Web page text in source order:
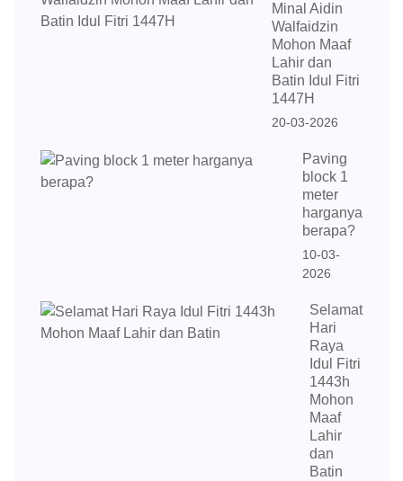
Minal Aidin
Walfaidzin
Mohon Maaf
Lahir dan
Batin Idul Fitri
1447H
20-03-2026
Paving
block 1
meter
harganya
berapa?
10-03-
2026
Selamat
Hari
Raya
Idul Fitri
1443h
Mohon
Maaf
Lahir
dan
Batin